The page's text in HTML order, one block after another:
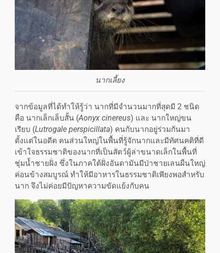
นากเลี้ยง
จากข้อมูลที่ได้ทำให้รู้ว่า นากที่มีจำนวนมากที่สุดมี 2 ชนิด
คือ นากเล็กเล็บสั้น (Aonyx cinereus) และ นากใหญ่ขน
เรียบ (Lutrogale perspicillata) คนกับนากอยู่ร่วมกันมา
ตั้งแต่ในอดีต คนส่วนใหญ่ในพื้นที่รู้จักนากและมีทัศนคติที่ดี
เข้าใจธรรมชาติของนากที่เป็นสัตว์ผู้ล่าขนาดเล็กในพื้นที่
ชุ่มน้ำชายฝั่ง ซึ่งในภาคใต้ฝั่งอันดามันมีป่าชายเลนผืนใหญ่
ค่อนข้างสมบูรณ์ ทำให้มีอาหารในธรรมชาติเพียงพอสำหรับ
นาก จึงไม่ค่อยมีปัญหาความขัดแย้งกับคน